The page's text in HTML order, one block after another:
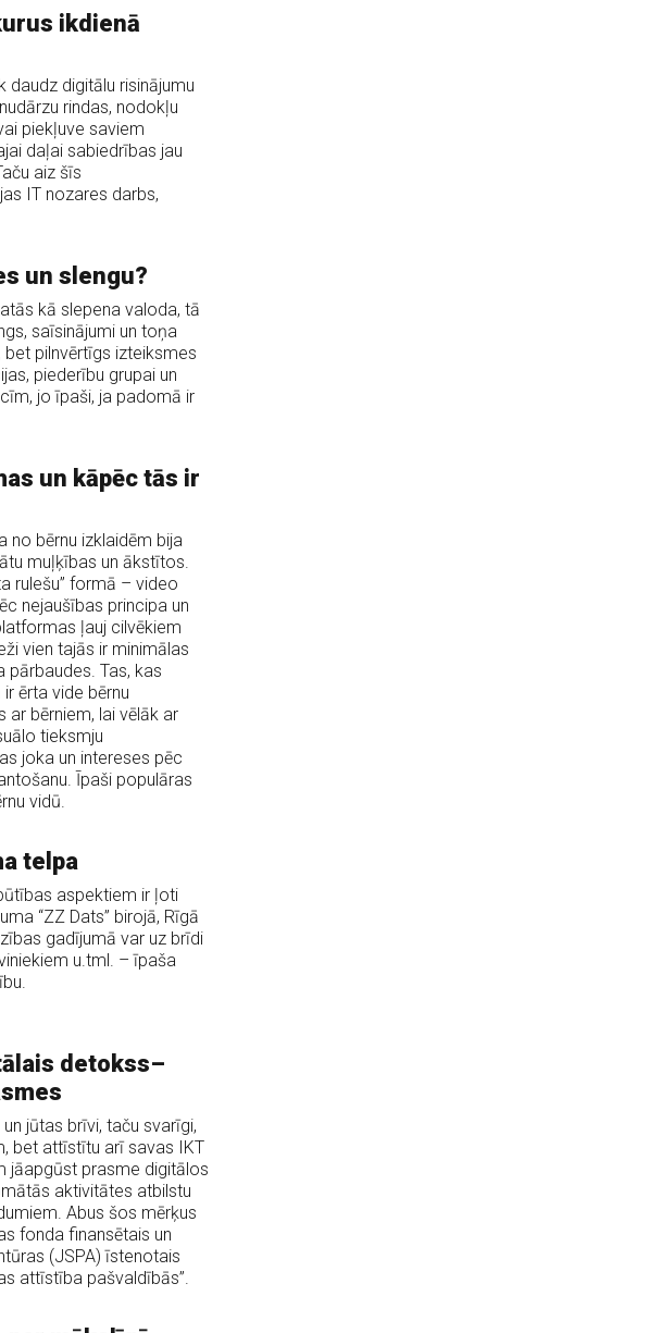
ikdienā
digitālu risinājumu
rindas, nodokļu
piekļuve saviem
daļai sabiedrības jau
aiz šīs
IT nozares darbs,
un slengu?
kā slepena valoda, tā
saīsinājumi un toņa
pilnvērtīgs izteiksmes
piederību grupai un
jo īpaši, ja padomā ir
un kāpēc tās ir
no bērnu izklaidēm bija
muļķības un ākstītos.
rulešu” formā – video
nejaušības principa un
ļauj cilvēkiem
vien tajās ir minimālas
pārbaudes. Tas, kas
ērta vide bērnu
ar bērniem, lai vēlāk ar
tieksmju
joka un intereses pēc
Īpaši populāras
vidū.
telpa
aspektiem ir ļoti
“ZZ Dats” birojā, Rīgā
gadījumā var uz brīdi
u.tml. – īpaša
detokss–
jūtas brīvi, taču svarīgi,
bet attīstītu arī savas IKT
jāapgūst prasme digitālos
aktivitātes atbilstu
Abus šos mērķus
fonda finansētais un
(JSPA) īstenotais
attīstība pašvaldībās”.